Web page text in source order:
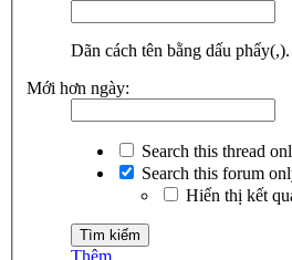
Dãn cách tên bằng dấu phẩy(,).
Mới hơn ngày:
Search this thread
Search this forum
Hiển thị kết
Thêm...